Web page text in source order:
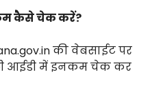
कैसे चेक करें?
की वेबसाईट पर
आईडी में इनकम चेक कर